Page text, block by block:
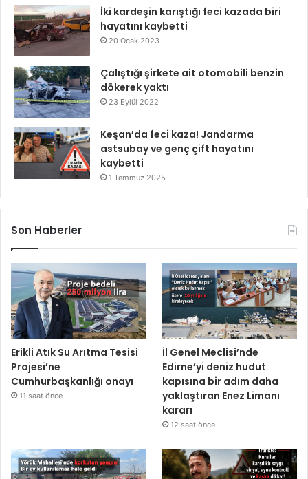
İki kardeşin karıştığı feci kazada biri
hayatını kaybetti
20 Ocak 2023
Çalıştığı şirkete ait otomobili benzin
dökerek yaktı
23 Eylül 2022
Keşan’da feci kaza! Jandarma
astsubay ve genç çift hayatını
kaybetti
1 Temmuz 2025
Son Haberler
Erikli Atık Su Arıtma Tesisi
Projesi’ne
Cumhurbaşkanlığı onayı
11 saat önce
İl Genel Meclisi’nde
Edirne’yi deniz hudut
kapısına bir adım daha
yaklaştıran Enez Limanı
kararı
12 saat önce